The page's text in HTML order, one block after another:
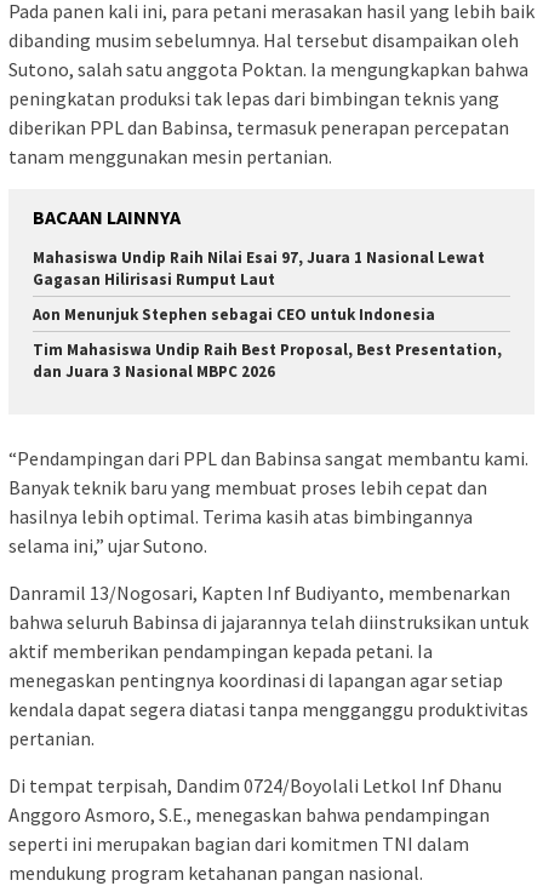
Pada panen kali ini, para petani merasakan hasil yang lebih baik
dibanding musim sebelumnya. Hal tersebut disampaikan oleh
Sutono, salah satu anggota Poktan. Ia mengungkapkan bahwa
peningkatan produksi tak lepas dari bimbingan teknis yang
diberikan PPL dan Babinsa, termasuk penerapan percepatan
tanam menggunakan mesin pertanian.
BACAAN LAINNYA
Mahasiswa Undip Raih Nilai Esai 97, Juara 1 Nasional Lewat
Gagasan Hilirisasi Rumput Laut
Aon Menunjuk Stephen sebagai CEO untuk Indonesia
Tim Mahasiswa Undip Raih Best Proposal, Best Presentation,
dan Juara 3 Nasional MBPC 2026
“Pendampingan dari PPL dan Babinsa sangat membantu kami.
Banyak teknik baru yang membuat proses lebih cepat dan
hasilnya lebih optimal. Terima kasih atas bimbingannya
selama ini,” ujar Sutono.
Danramil 13/Nogosari, Kapten Inf Budiyanto, membenarkan
bahwa seluruh Babinsa di jajarannya telah diinstruksikan untuk
aktif memberikan pendampingan kepada petani. Ia
menegaskan pentingnya koordinasi di lapangan agar setiap
kendala dapat segera diatasi tanpa mengganggu produktivitas
pertanian.
Di tempat terpisah, Dandim 0724/Boyolali Letkol Inf Dhanu
Anggoro Asmoro, S.E., menegaskan bahwa pendampingan
seperti ini merupakan bagian dari komitmen TNI dalam
mendukung program ketahanan pangan nasional.